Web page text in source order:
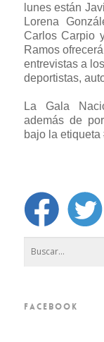
lunes están
Lorena
Carlos Carpio
Ramos
entrevistas a
deportistas,
La Gala
además de
bajo la
FACEBOOK